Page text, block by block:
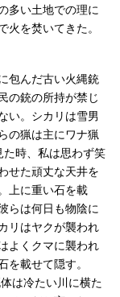
多い土地での理に
を焚いてきた。
包んだ古い火縄銃
の銃の所持が禁じ
い。シカリは雪男
の猟は主にワナ猟
時、私は思わず笑
せた頑丈な天井を
上に重い石を載
らは何日も物陰に
リはヤクが襲われ
よくクマに襲われ
載せて隠す。
は冷たい川に横た